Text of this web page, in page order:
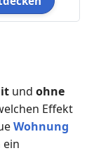
und ohne
Effekt
Wohnung
ein